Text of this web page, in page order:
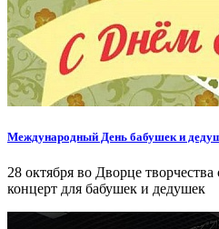
Международный День бабушек и
28 октября во Дворце
концерт для бабушек и дедушек